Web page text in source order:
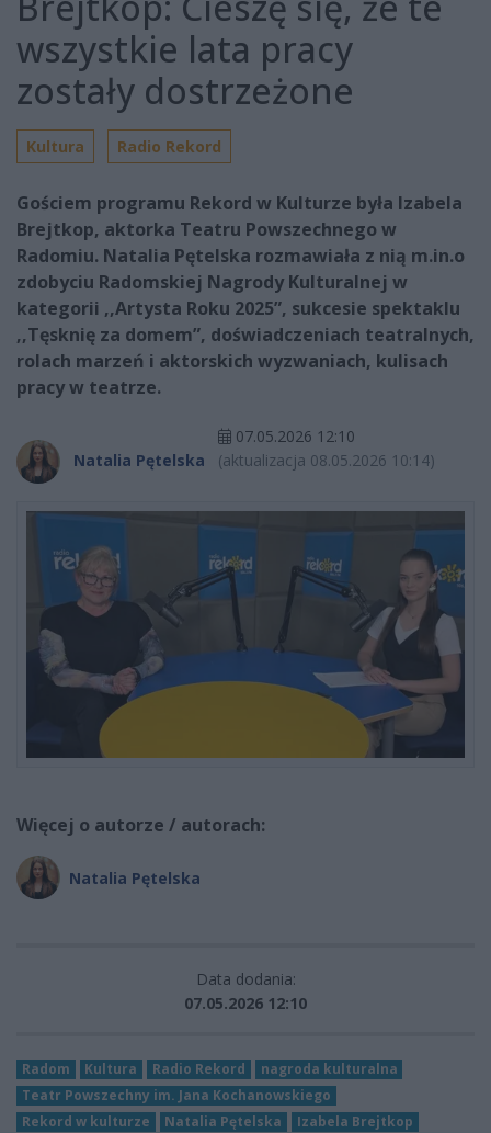
wszystkie lata pracy
zostały dostrzeżone
Kultura Radio Rekord
Gościem programu Rekord w Kulturze była Izabela
Brejtkop, aktorka Teatru Powszechnego w
Radomiu. Natalia Pętelska rozmawiała z nią m.in.o
zdobyciu Radomskiej Nagrody Kulturalnej w
kategorii ,,Artysta Roku 2025”, sukcesie spektaklu
,,Tęsknię za domem”, doświadczeniach teatralnych,
rolach marzeń i aktorskich wyzwaniach, kulisach
pracy w teatrze.
Natalia Pętelska
07.05.2026 12:10
(aktualizacja 08.05.2026 10:14)
Więcej o autorze / autorach:
Natalia Pętelska
Data dodania:
07.05.2026 12:10
Radom Kultura Radio Rekord
nagroda kulturalna
Teatr Powszechny im. Jana Kochanowskiego
Rekord w kulturze
Natalia Pętelska
Izabela Brejtkop